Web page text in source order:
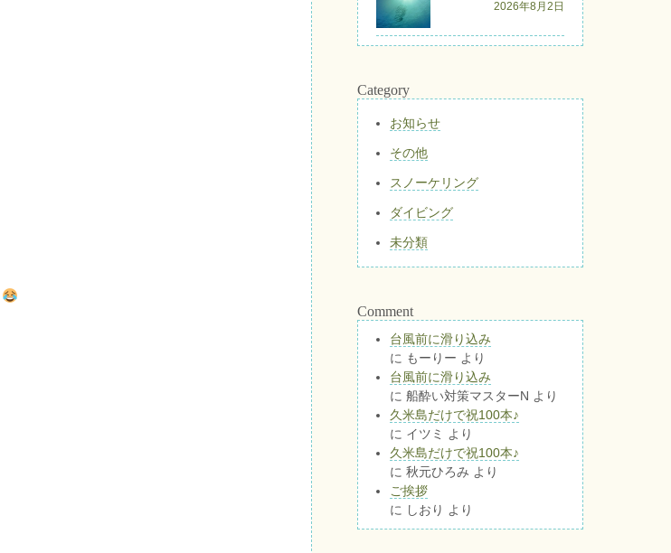
2026年8月2日
Category
お知らせ
その他
スノーケリング
ダイビング
未分類
Comment
台風前に滑り込み
に もーりー より
台風前に滑り込み
に 船酔い対策マスターN より
久米島だけで祝100本♪
に イツミ
より
久米島だけで祝100本♪
に 秋元ひろみ より
ご挨拶
に しおり より